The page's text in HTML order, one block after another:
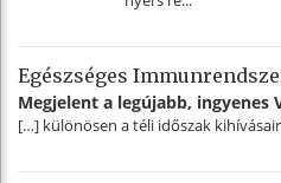
Egészséges
Megjelent a legújabb, ingyenes
[…] különösen a téli időszak